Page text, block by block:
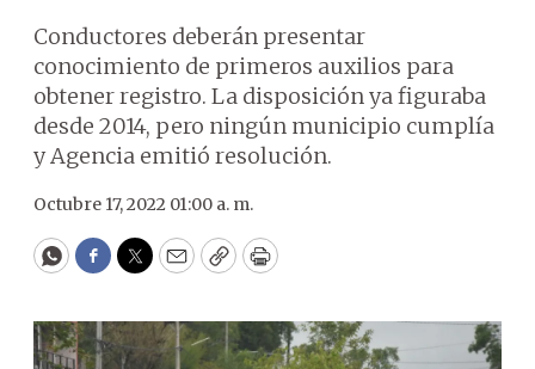
Conductores deberán presentar
conocimiento de primeros auxilios para
obtener registro. La disposición ya figuraba
desde 2014, pero ningún municipio cumplía
y Agencia emitió resolución.
Octubre 17, 2022 01:00 a. m.
WhatsApp
Facebook
Twitter
EmailCopyPrint